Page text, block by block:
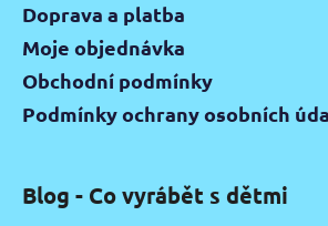
Doprava a platba
Moje objednávka
Obchodní podmínky
Podmínky ochrany osobních
Blog - Co vyrábět s dětmi